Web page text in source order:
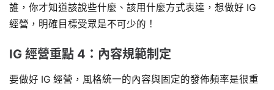
誰，你才知道該說些什麼、該用什麼方式表達，想做好 IG
經營，明確目標受眾是不可少的！
IG 經營重點 4：內容規範制定
要做好 IG 經營，風格統一的內容與固定的發佈頻率是很重